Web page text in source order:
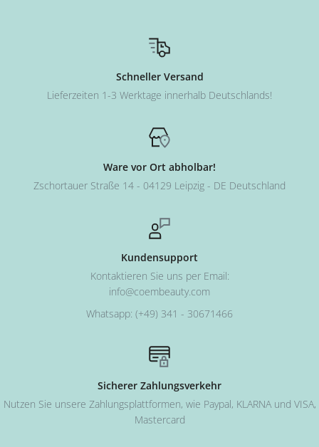
Schneller Versand
Lieferzeiten 1-3 Werktage innerhalb Deutschlands!
Ware vor Ort abholbar!
Zschortauer Straße 14 - 04129 Leipzig - DE Deutschland
Kundensupport
Kontaktieren Sie uns per Email:
info@coembeauty.com
Whatsapp: (+49) 341 - 30671466
Sicherer Zahlungsverkehr
Nutzen Sie unsere Zahlungsplattformen, wie Paypal, KLARNA und VISA,
Mastercard